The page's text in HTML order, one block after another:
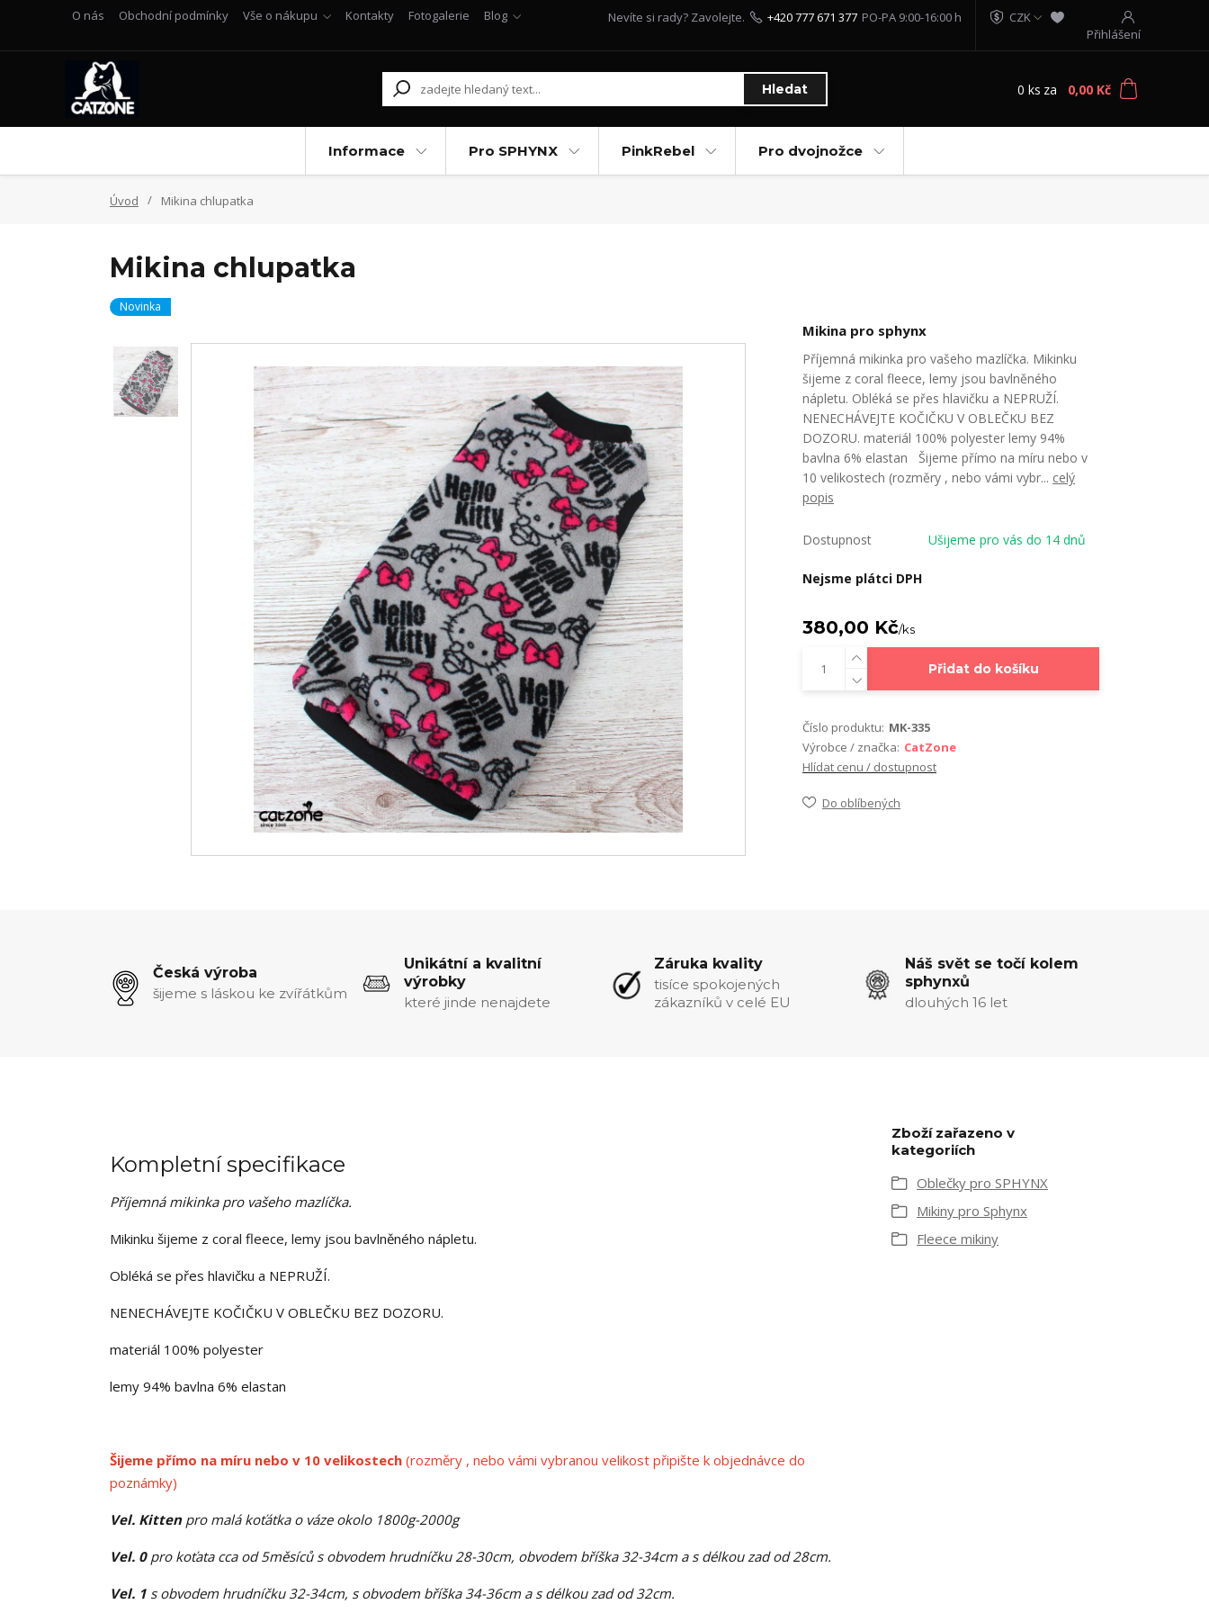
O nás Obchodní podmínky Vše o nákupu Kontakty Fotogalerie Blog
CZK
Přihlášení
Hledat
Nevíte si rady? Zavolejte. +420 777 671 377 PO-PA 9:00-16:00 h
0 ks za 0,00 Kč
Informace Pro SPHYNX PinkRebel Pro dvojnožce
Úvod Mikina chlupatka
Mikina chlupatka
Novinka
Mikina pro sphynx
Příjemná mikinka pro vašeho mazlíčka. Mikinku
šijeme z coral fleece, lemy jsou bavlněného
nápletu. Obléká se přes hlavičku a NEPRUŽÍ.
NENECHÁVEJTE KOČIČKU V OBLEČKU BEZ
DOZORU. materiál 100% polyester lemy 94%
bavlna 6% elastan Šijeme přímo na míru nebo v
10 velikostech (rozměry , nebo vámi vybr... celý
popis
Dostupnost Ušijeme pro vás do 14 dnů
Nejsme plátci DPH
380,00 Kč/ks
Přidat do košíku
Číslo produktu: MK-335
Výrobce / značka: CatZone
Hlídat cenu / dostupnost
Do oblíbených
Česká výroba
šijeme s láskou ke zvířátkům
Unikátní a kvalitní
výrobky
které jinde nenajdete
Záruka kvality
tisíce spokojených
zákazníků v celé EU
Náš svět se točí kolem
sphynxů
dlouhých 16 let
Kompletní specifikace
Příjemná mikinka pro vašeho mazlíčka.
Mikinku šijeme z coral fleece, lemy jsou bavlněného nápletu.
Obléká se přes hlavičku a NEPRUŽÍ.
NENECHÁVEJTE KOČIČKU V OBLEČKU BEZ DOZORU.
materiál 100% polyester
lemy 94% bavlna 6% elastan
Šijeme přímo na míru nebo v 10 velikostech (rozměry , nebo vámi vybranou velikost připište k objednávce do
poznámky)
Vel. Kitten pro malá koťátka o váze okolo 1800g-2000g
Vel. 0pro koťata cca od 5měsíců s obvodem hrudníčku 28-30cm, obvodem bříška 32-34cm a s délkou zad od 28cm.
Vel. 1 s obvodem hrudníčku 32-34cm, s obvodem bříška 34-36cm a s délkou zad od 32cm.
Zboží zařazeno v
kategoriích
Oblečky pro SPHYNX
Mikiny pro Sphynx
Fleece mikiny